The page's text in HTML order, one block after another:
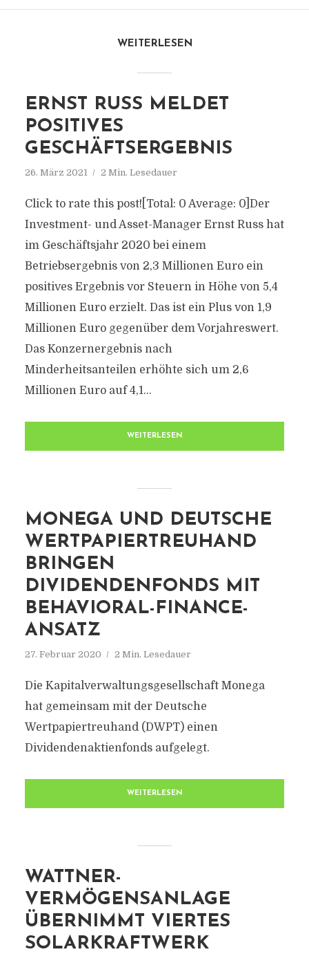
WEITERLESEN
ERNST RUSS MELDET
POSITIVES
GESCHÄFTSERGEBNIS
26. März 2021 2 Min. Lesedauer
Click to rate this post![Total: 0 Average: 0]Der
Investment- und Asset-Manager Ernst Russ hat
im Geschäftsjahr 2020 bei einem
Betriebsergebnis von 2,3 Millionen Euro ein
positives Ergebnis vor Steuern in Höhe von 5,4
Millionen Euro erzielt. Das ist ein Plus von 1,9
Millionen Euro gegenüber dem Vorjahreswert.
Das Konzernergebnis nach
Minderheitsanteilen erhöhte sich um 2,6
Millionen Euro auf 4,1...
WEITERLESEN
MONEGA UND DEUTSCHE
WERTPAPIERTREUHAND
BRINGEN
DIVIDENDENFONDS MIT
BEHAVIORAL-FINANCE-
ANSATZ
27. Februar 2020 2 Min. Lesedauer
Die Kapitalverwaltungsgesellschaft Monega
hat gemeinsam mit der Deutsche
Wertpapiertreuhand (DWPT) einen
Dividendenaktienfonds aufgelegt.
WEITERLESEN
WATTNER-
VERMÖGENSANLAGE
ÜBERNIMMT VIERTES
SOLARKRAFTWERK